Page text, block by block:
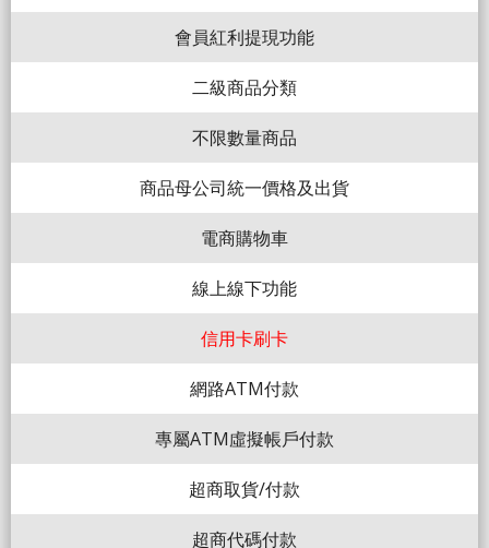
會員紅利提現功能
二級商品分類
不限數量商品
商品母公司統一價格及出貨
電商購物車
線上線下功能
信用卡刷卡
網路ATM付款
專屬ATM虛擬帳戶付款
超商取貨/付款
超商代碼付款